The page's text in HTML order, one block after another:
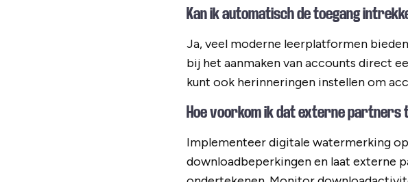
Kan ik automatisch de toegang
Ja, veel moderne leerplatformen
bij het aanmaken van accounts direct
kunt ook herinneringen instellen om
Hoe voorkom ik dat externe
Implementeer digitale watermerking
downloadbeperkingen en laat externe